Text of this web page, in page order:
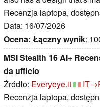
Recenzja laptopa,
Data: 16/07/2026
Ocena: Łączny wynik:
MSI Stealth 16 AI+
da ufficio
Źródło: Everyeye.it
Recenzja laptopa,